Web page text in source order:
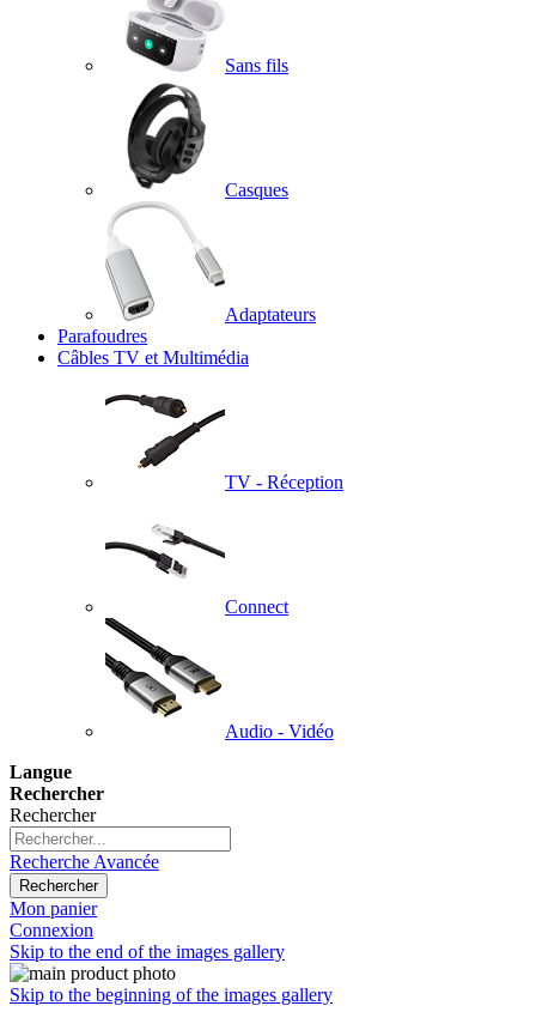
Sans fils
Casques
Adaptateurs
Parafoudres
Câbles TV et Multimédia
TV - Réception
Connect
Audio - Vidéo
Langue
Rechercher
Rechercher
Recherche Avancée
Rechercher
Mon panier
Connexion
Skip to the end of the images gallery
Skip to the beginning of the images gallery